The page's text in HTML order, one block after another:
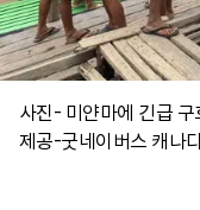
사진- 미얀마에 긴급
제공-굿네이버스 캐나